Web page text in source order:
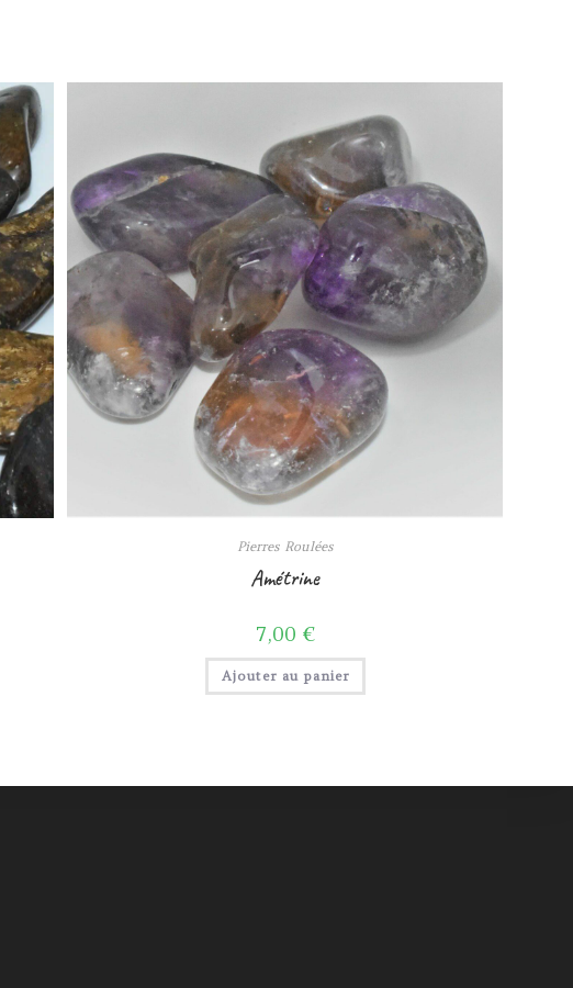
Pierres Roulées
Amétrine
7,00 €
Ajouter au panier